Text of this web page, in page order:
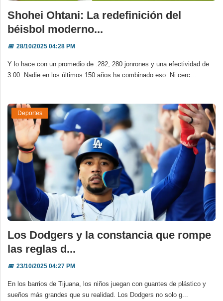
Shohei Ohtani: La redefinición del
béisbol moderno...
📅28/10/2025 04:28 PM
Y lo hace con un promedio de .282, 280 jonrones y una efectividad de
3.00. Nadie en los últimos 150 años ha combinado eso. Ni cerc...
Deportes
Los Dodgers y la constancia que rompe
las reglas d...
📅23/10/2025 04:27 PM
En los barrios de Tijuana, los niños juegan con guantes de plástico y
sueños más grandes que su realidad. Los Dodgers no solo g...